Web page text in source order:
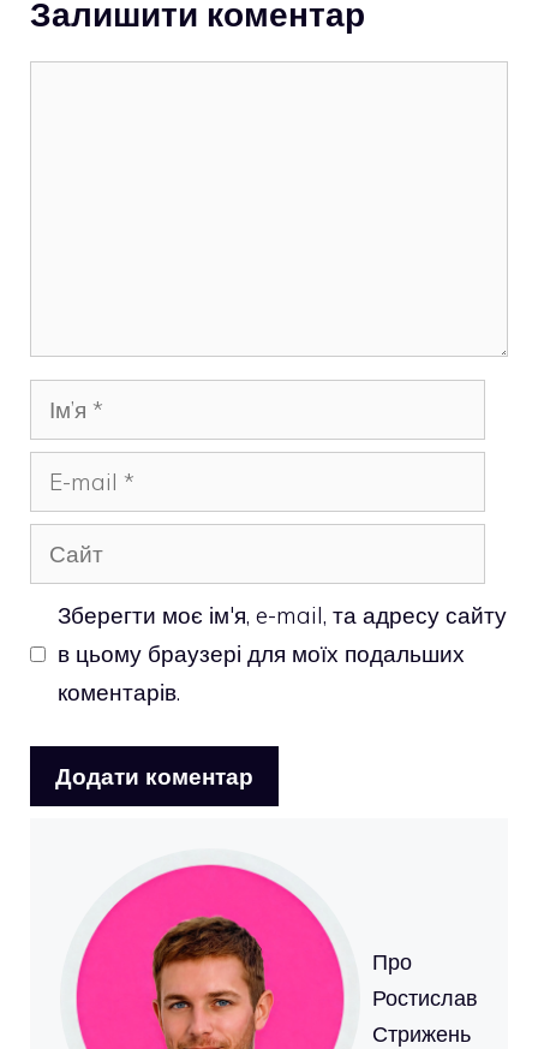
Залишити коментар
Ім’я
mail
Сайт
Зберегти моє ім'я, e-mail, та адресу сайту
в цьому браузері для моїх подальших
коментарів.
Про
Ростислав
Стрижень